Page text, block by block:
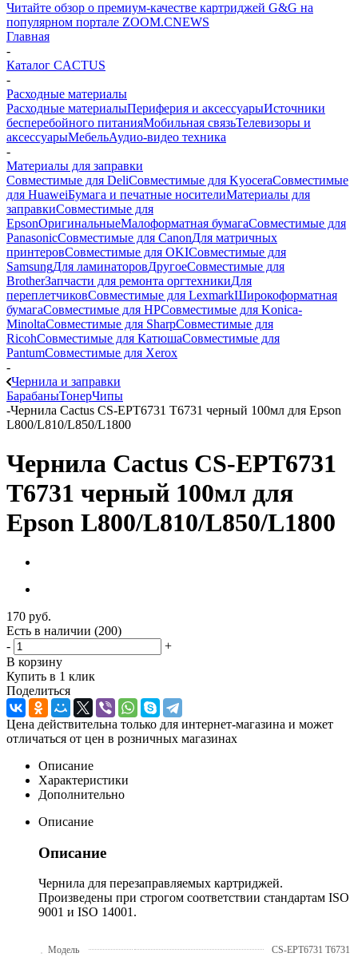
Читайте обзор о премиум-качестве картриджей G&G на
популярном портале ZOOM.CNEWS
Главная
-
Каталог CACTUS
-
Расходные материалы
Расходные материалыПериферия и аксессуарыИсточники
бесперебойного питанияМобильная связьТелевизоры и
аксессуарыМебельАудио-видео техника
-
Материалы для заправки
Совместимые для DeliСовместимые для KyoceraСовместимые
для HuaweiБумага и печатные носителиМатериалы для
заправкиСовместимые для
EpsonОригинальныеМалоформатная бумагаСовместимые для
PanasonicСовместимые для CanonДля матричных
принтеровСовместимые для OKIСовместимые для
SamsungДля ламинаторовДругоеСовместимые для
BrotherЗапчасти для ремонта оргтехникиДля
переплетчиковСовместимые для LexmarkШирокоформатная
бумагаСовместимые для HPСовместимые для Konica-
MinoltaСовместимые для SharpСовместимые для
RicohСовместимые для КатюшаСовместимые для
PantumСовместимые для Xerox
-
Чернила и заправки
БарабаныТонерЧипы
-Чернила Cactus CS-EPT6731 T6731 черный 100мл для Epson
L800/L810/L850/L1800
Чернила Cactus CS-EPT6731
T6731 черный 100мл для
Epson L800/L810/L850/L1800
170 руб.
Есть в наличии (200)
-
+
В корзину
Купить в 1 клик
Поделиться
Цена действительна только для интернет-магазина и может
отличаться от цен в розничных магазинах
Описание
Характеристики
Дополнительно
Описание
Описание
Чернила для перезаправляемых картриджей.
Произведены при строгом соответствии стандартам ISO
9001 и ISO 14001.
Модель
CS-EPT6731 T6731